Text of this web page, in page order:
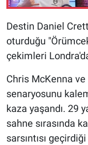
Destin Daniel
oturduğu
çekimleri
Chris McKenna ve
senaryosunu
kaza yaşandı. 29
sahne sırasında
sarsıntısı geçirdiği
Koronavirüs
Kültür Sanat
Ne demişti
Nedir
Popüler